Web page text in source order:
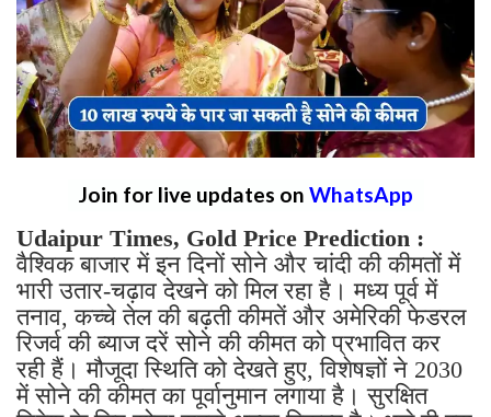
Join for live updates on WhatsApp
Udaipur Times, Gold Price Prediction :
वैश्विक बाजार में इन दिनों सोने और चांदी की कीमतों में
भारी उतार-चढ़ाव देखने को मिल रहा है। मध्य पूर्व में
तनाव, कच्चे तेल की बढ़ती कीमतें और अमेरिकी फेडरल
रिजर्व की ब्याज दरें सोने की कीमत को प्रभावित कर
रही हैं। मौजूदा स्थिति को देखते हुए, विशेषज्ञों ने 2030
में सोने की कीमत का पूर्वानुमान लगाया है। सुरक्षित